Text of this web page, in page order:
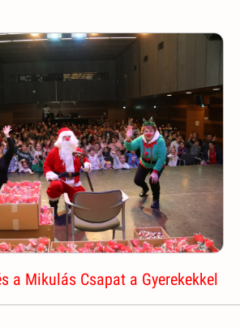
a Mikulás Csapat a Gyerekekkel